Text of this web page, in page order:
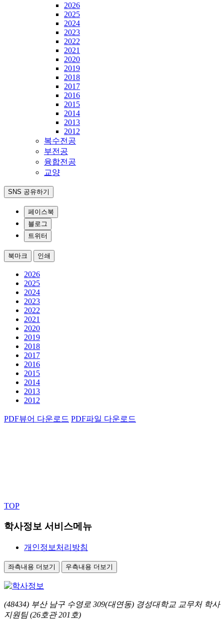
2026
2025
2024
2023
2022
2021
2020
2019
2018
2017
2016
2015
2014
2013
2012
복수전공
부전공
융합전공
교양
SNS 공유하기
페이스북
블로그
트위터
북마크 인쇄
2026
2025
2024
2023
2022
2021
2020
2019
2018
2017
2016
2015
2014
2013
2012
PDF뷰어 다운로드 PDF파일 다운로드
TOP
학사정보 서비스메뉴
개인정보처리방침
좌측내용 더보기 우측내용 더보기
(48434) 부산 남구 수영로 309(대연동) 경성대학교 교무처 학사
지원팀 (26호관 201호)